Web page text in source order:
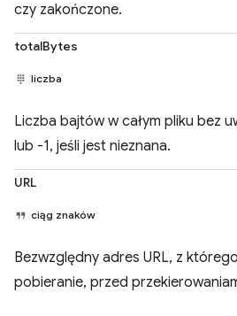
czy zakończone.
totalBytes
liczba
Liczba bajtów w całym pliku bez
lub -1, jeśli jest nieznana.
URL
ciąg znaków
Bezwzględny adres URL, z
pobieranie, przed